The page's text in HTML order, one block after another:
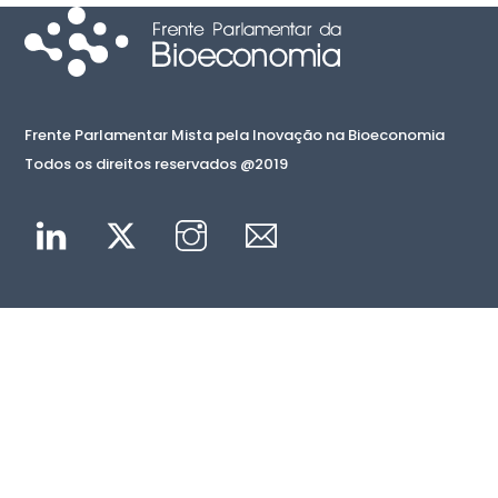
Frente Parlamentar Mista pela Inovação na Bioeconomia
Todos os direitos reservados @2019
Linkedin Twitter Instagram